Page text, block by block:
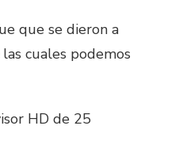
que se dieron a
las cuales podemos
HD de 25